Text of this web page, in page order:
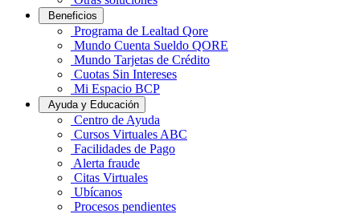
Beneficios
Programa de Lealtad Qore
Mundo Cuenta Sueldo QORE
Mundo Tarjetas de Crédito
Cuotas Sin Intereses
Mi Espacio BCP
Ayuda y Educación
Centro de Ayuda
Cursos Virtuales ABC
Facilidades de Pago
Alerta fraude
Citas Virtuales
Ubícanos
Procesos pendientes